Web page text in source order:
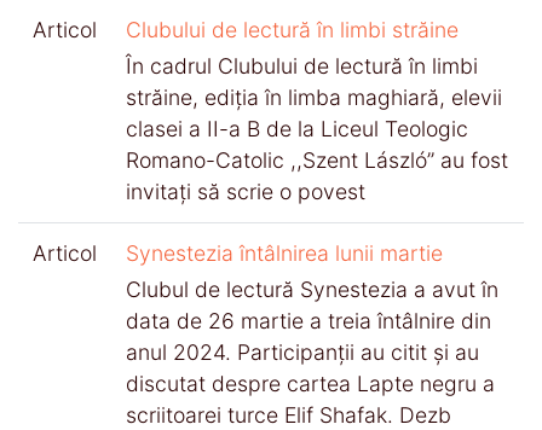
Articol
Clubului de lectură în limbi străine
În cadrul Clubului de lectură în limbi
străine, ediția în limba maghiară, elevii
clasei a II-a B de la Liceul Teologic
Romano-Catolic ,,Szent László’’ au fost
invitați să scrie o povest
Articol
Synestezia întâlnirea lunii martie
Clubul de lectură Synestezia a avut în
data de 26 martie a treia întâlnire din
anul 2024. Participanții au citit și au
discutat despre cartea Lapte negru a
scriitoarei turce Elif Shafak. Dezb